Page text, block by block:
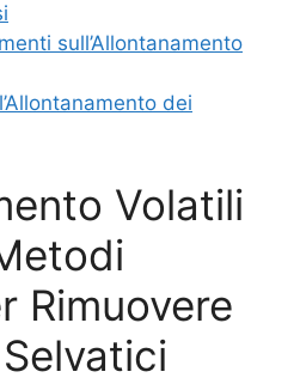
sull’Allontanamento
dei
Volatili
Rimuovere